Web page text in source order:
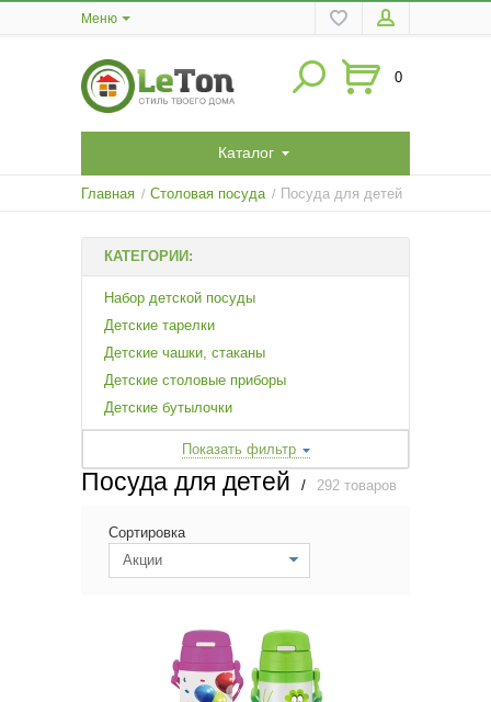
Меню
0
Каталог
Главная / Столовая посуда / Посуда для детей
КАТЕГОРИИ:
Набор детской посуды
Детские тарелки
Детские чашки, стаканы
Детские столовые приборы
Детские бутылочки
Показать фильтр
Посуда для детей / 292 товаров
Сортировка
Акции